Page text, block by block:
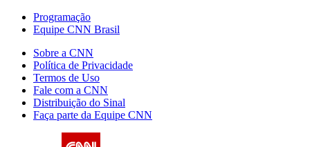
Programação
Equipe CNN Brasil
Sobre a CNN
Política de Privacidade
Termos de Uso
Fale com a CNN
Distribuição do Sinal
Faça parte da Equipe CNN